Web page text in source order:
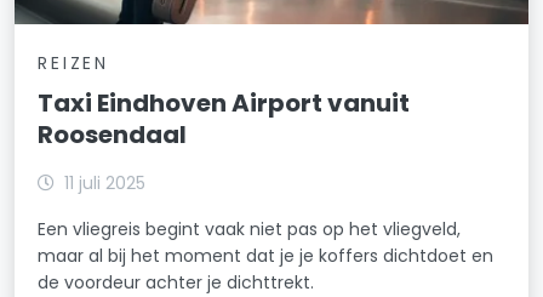
REIZEN
Taxi Eindhoven Airport vanuit
Roosendaal
11 juli 2025
Een vliegreis begint vaak niet pas op het vliegveld,
maar al bij het moment dat je je koffers dichtdoet en
de voordeur achter je dichttrekt.